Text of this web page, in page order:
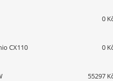
0
CX110 0
55297